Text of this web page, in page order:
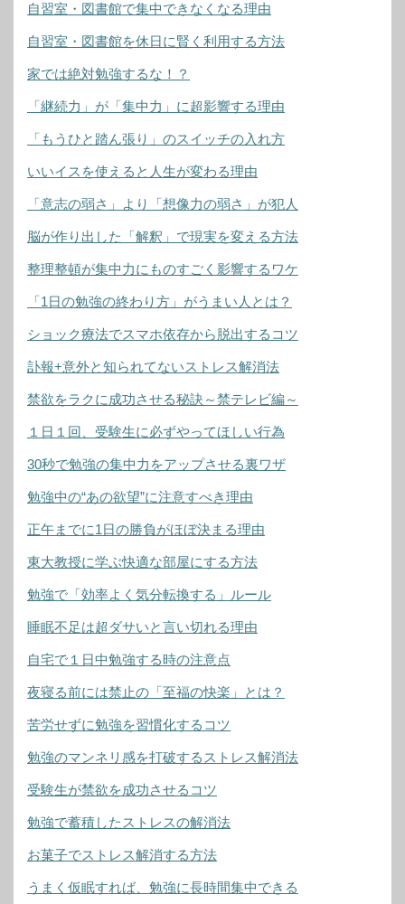
自習室・図書館で集中できなくなる理由
自習室・図書館を休日に賢く利用する方法
家では絶対勉強するな！？
「継続力」が「集中力」に超影響する理由
「もうひと踏ん張り」のスイッチの入れ方
いいイスを使えると人生が変わる理由
「意志の弱さ」より「想像力の弱さ」が犯人
脳が作り出した「解釈」で現実を変える方法
整理整頓が集中力にものすごく影響するワケ
「1日の勉強の終わり方」がうまい人とは？
ショック療法でスマホ依存から脱出するコツ
訃報+意外と知られてないストレス解消法
禁欲をラクに成功させる秘訣～禁テレビ編～
１日１回、受験生に必ずやってほしい行為
30秒で勉強の集中力をアップさせる裏ワザ
勉強中の“あの欲望”に注意すべき理由
正午までに1日の勝負がほぼ決まる理由
東大教授に学ぶ快適な部屋にする方法
勉強で「効率よく気分転換する」ルール
睡眠不足は超ダサいと言い切れる理由
自宅で１日中勉強する時の注意点
夜寝る前には禁止の「至福の快楽」とは？
苦労せずに勉強を習慣化するコツ
勉強のマンネリ感を打破するストレス解消法
受験生が禁欲を成功させるコツ
勉強で蓄積したストレスの解消法
お菓子でストレス解消する方法
うまく仮眠すれば、勉強に長時間集中できる